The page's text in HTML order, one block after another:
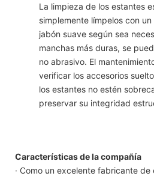
La limpieza de los estantes
simplemente límpelos con
jabón suave según sea
manchas más duras, se
no abrasivo. El
verificar los accesorios
los estantes no estén
preservar su integridad
Características de la compañía
· Como un excelente fabricante